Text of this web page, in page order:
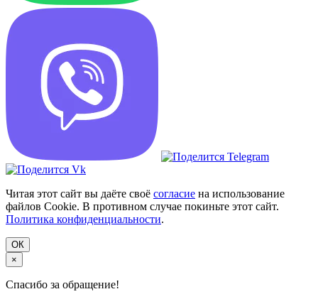
Читая этот сайт вы даёте своё согласие на использование
файлов Cookie. В противном случае покиньте этот сайт.
Политика конфиденциальности.
ОК
×
Спасибо за обращение!